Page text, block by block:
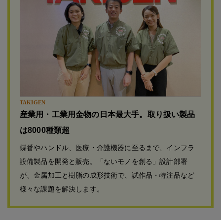
TAKIGEN
産業用・工業用金物の日本最大手。取り扱い製品
は8000種類超
蝶番やハンドル、医療・介護機器に至るまで、インフラ
設備製品を開発と販売。「ないモノを創る」設計部署
が、金属加工と樹脂の成形技術で、試作品・特注品など
様々な課題を解決します。